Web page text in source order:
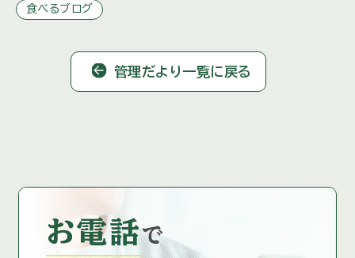
食べるブログ
管理だより一覧に戻る
お電話で